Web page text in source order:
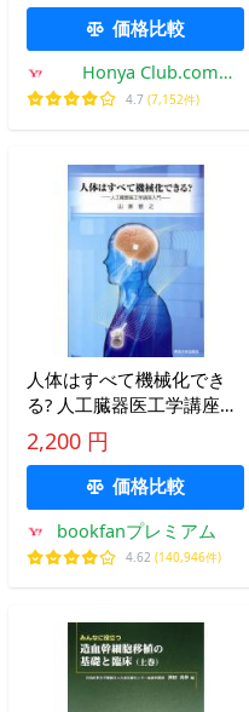
価格比較
Honya Club.com
Yahoo!店
4.7 (7,152件)
人体はすべて機械化でき
る? 人工臓器医工学講座入
門/山家智之
2,200 円
価格比較
bookfanプレミアム
4.62 (140,946件)